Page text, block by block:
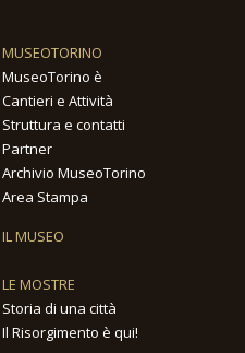
MUSEOTORINO
MuseoTorino è
Cantieri e Attività
Struttura e contatti
Partner
Archivio MuseoTorino
Area Stampa
IL MUSEO
LE MOSTRE
Storia di una città
Il Risorgimento è qui!